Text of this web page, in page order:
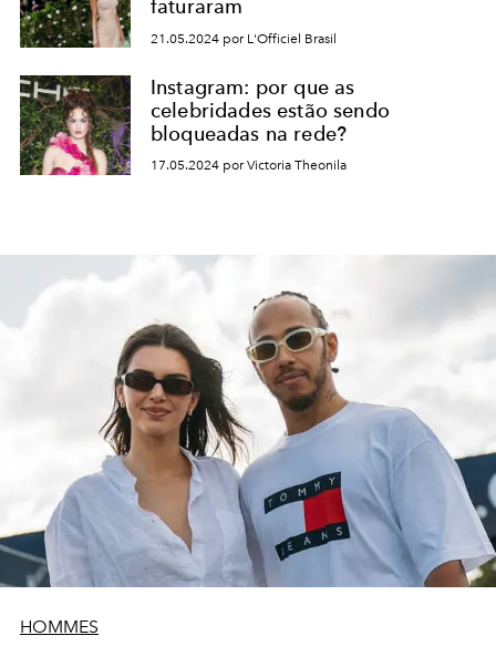
faturaram
21.05.2024 por L'Officiel Brasil
Instagram: por que as
celebridades estão sendo
bloqueadas na rede?
17.05.2024 por Victoria Theonila
HOMMES